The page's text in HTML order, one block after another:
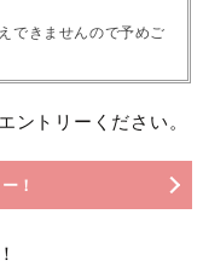
できませんので予めご
ントリーください。
！